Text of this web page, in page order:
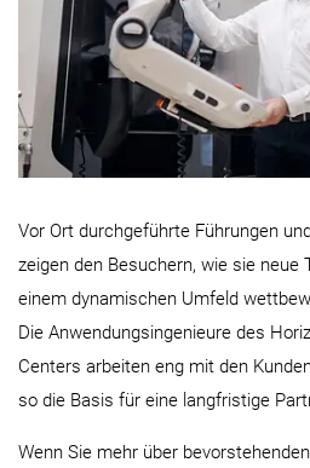
Vor Ort durchgeführte Führungen
zeigen den Besuchern, wie sie neue
einem dynamischen Umfeld
Die Anwendungsingenieure des
Centers arbeiten eng mit den
so die Basis für eine langfristige
Wenn Sie mehr über